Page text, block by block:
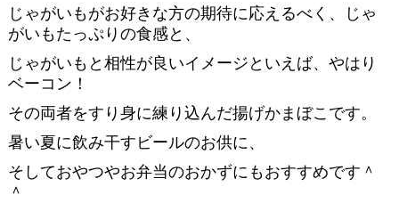
じゃがいもがお好きな方の期待に応えるべく、じゃ
がいもたっぷりの食感と、
じゃがいもと相性が良いイメージといえば、やはり
ベーコン！
その両者をすり身に練り込んだ揚げかまぼこです。
暑い夏に飲み干すビールのお供に、
そしておやつやお弁当のおかずにもおすすめです＾
＾